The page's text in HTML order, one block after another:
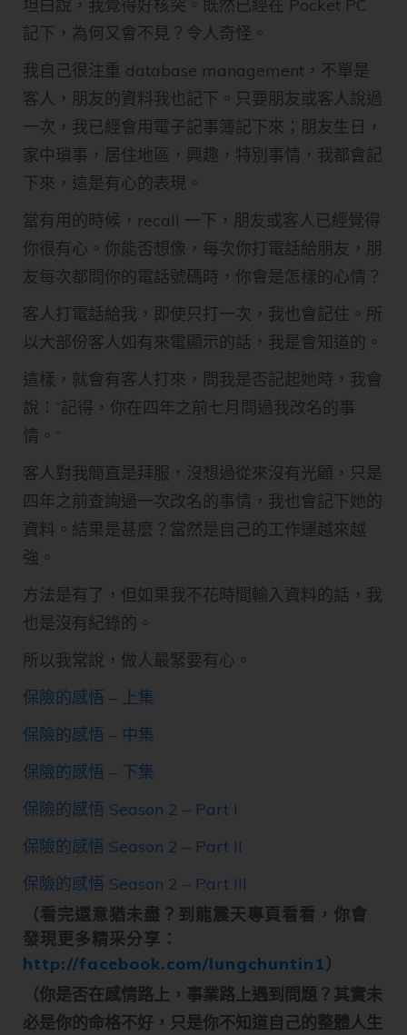
坦白說，我覺得好核突。既然已經在 Pocket PC
記下，為何又會不見？令人奇怪。
我自己很注重 database management，不單是
客人，朋友的資料我也記下。只要朋友或客人說過
一次，我已經會用電子記事簿記下來；朋友生日，
家中瑣事，居住地區，興趣，特別事情，我都會記
下來，這是有心的表現。
當有用的時候，recall 一下，朋友或客人已經覺得
你很有心。你能否想像，每次你打電話給朋友，朋
友每次都問你的電話號碼時，你會是怎樣的心情？
客人打電話給我，即使只打一次，我也會記住。所
以大部份客人如有來電顯示的話，我是會知道的。
這樣，就會有客人打來，問我是否記起她時，我會
說：”記得，你在四年之前七月問過我改名的事
情。”
客人對我簡直是拜服，沒想過從來沒有光顧，只是
四年之前查詢過一次改名的事情，我也會記下她的
資料。結果是甚麼？當然是自己的工作運越來越
強。
方法是有了，但如果我不花時間輸入資料的話，我
也是沒有紀錄的。
所以我常說，做人最緊要有心。
保險的感悟 – 上集
保險的感悟 – 中集
保險的感悟 – 下集
保險的感悟 Season 2 – Part I
保險的感悟 Season 2 – Part II
保險的感悟 Season 2 – Part III
（看完還意猶未盡？到龍震天專頁看看，你會
發現更多精采分享：
http://facebook.com/lungchuntin1）
（你是否在感情路上，事業路上遇到問題？其實未
必是你的命格不好，只是你不知道自己的整體人生